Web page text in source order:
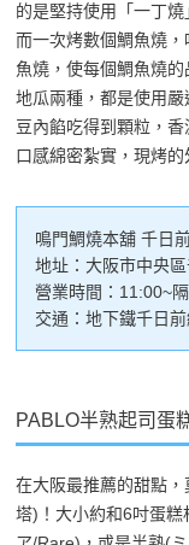
的是堅持使用「一丁
而一次烤數個鯛魚燒
魚燒，使每個鯛魚燒
地瓜兩種，都是使用
豆內餡吃得到顆粒，
口感綿密紮實，現烤
鳴門鯛燒本舖 千日
地址：大阪市中央
營業時間：11:00~
交通：地下鐵千日
PABLO半熟起司蛋
在大阪最推薦的甜點
塔)！大小約和6吋蛋